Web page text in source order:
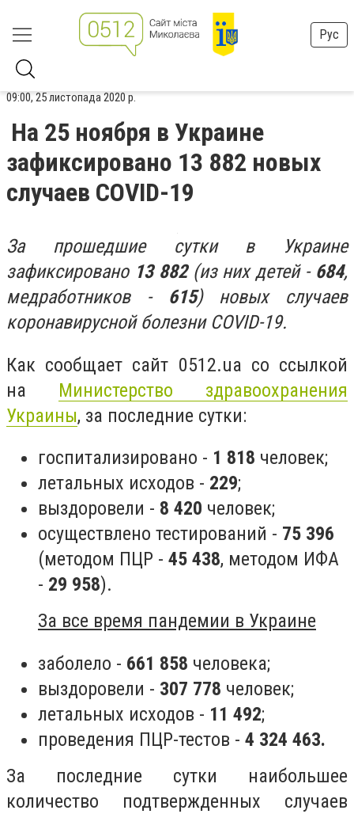
Рус
09:00, 25 листопада 2020 р.
На 25 ноября в Украине
зафиксировано 13 882 новых
случаев COVID-19
За прошедшие сутки в Украине
зафиксировано 13 882 (из них детей - 684,
медработников - 615) новых случаев
коронавирусной болезни COVID-19.
Как сообщает сайт 0512.ua со ссылкой
на Министерство здравоохранения
Украины, за последние сутки:
госпитализировано - 1 818 человек;
летальных исходов - 229;
выздоровели - 8 420 человек;
осуществлено тестирований - 75 396
(методом ПЦР - 45 438, методом ИФА
- 29 958).
За все время пандемии в Украине
заболело - 661 858 человека;
выздоровели - 307 778 человек;
летальных исходов - 11 492;
проведения ПЦР-тестов - 4 324 463.
За последние сутки наибольшее
количество подтвержденных случаев